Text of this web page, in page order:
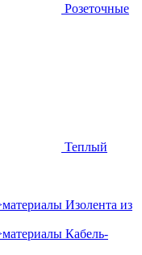
Розеточные
Теплый
Изолента из
Кабель-